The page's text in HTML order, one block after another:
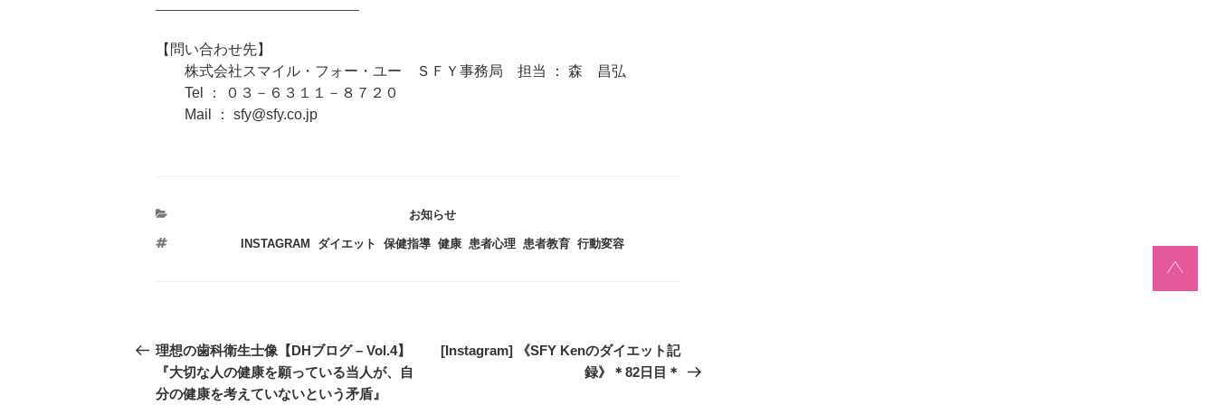
—————————————————-
【問い合わせ先】
株式会社スマイル・フォー・ユー ＳＦＹ事務局 担当 ： 森 昌弘
Tel ： ０３－６３１１－８７２０
Mail ： sfy@sfy.co.jp
カ
ゴ
お知らせ
タ
INSTAGRAM ダイエット ,保健指導 ,健康 ,患者心理 ,患者教育 ,行動変容
投
稿
過
去
の
理想の歯科衛生士像【DHブログ – Vol.4】
『大切な人の健康を願っている当人が、自
分の健康を考えていないという矛盾』
次
[Instagram] 《SFY Kenのダイエット記
録》＊82日目＊